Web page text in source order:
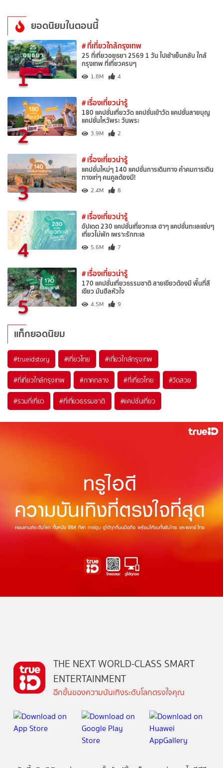
ยอดนิยมในตอนนี้
1
# ที่เที่ยวใกล้กรุงเทพ
25 ที่เที่ยวอยุธยา 2569 1 วัน ไปเช้าเย็นกลับ ใกล้
กรุงเทพ ที่เที่ยวครบๆ
1.8M 4
2
# เรื่องเที่ยวน่ารู้
180 แคปชั่นเที่ยววัด แคปชั่นเข้าวัด แคปชั่นสายบุญ
แคปชั่นไหว้พระ วันพระ
3.9M 2
3
# เรื่องเที่ยวน่ารู้
แคปชั่นใหม่ๆ 140 แคปชั่นการเดินทาง คำคมการเดิน
ทางเท่ๆ คนคูลต้องมี!
2.4M 8
4
# เรื่องเที่ยวน่ารู้
อัปเดต 230 แคปชั่นเที่ยวทะเล ฮาๆ แคปชั่นทะเลแซ่บๆ
เที่ยวไม่พัก เพราะรักทะเล
5.6M 7
5
# เรื่องเที่ยวน่ารู้
170 แคปชั่นเที่ยวธรรมชาติ สายเขียวต้องมี พื้นที่สี
เขียว มันฮีลหัวใจ
4.5M 9
แท็กยอดนิยม
#trueidstory #เที่ยวไทย #เที่ยวใกล้กรุงเทพ
#ที่เที่ยวใกล้กรุงเทพ #ภาคกลาง #ที่เที่ยวไทย #วัดสวย
#รวมที่เที่ยว #ที่เที่ยวธรรมชาติ #แคปชั่นเที่ยว
THE NEXT WORLD-CLASS SMART
ENTERTAINMENT
อีกขั้นของความบันเทิงระดับโลกตรงใจคุณ